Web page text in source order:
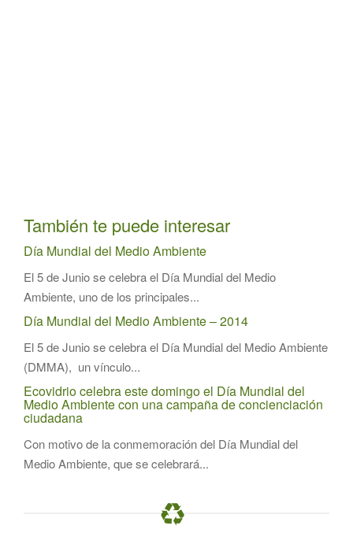
También te puede interesar
Día Mundial del Medio Ambiente
El 5 de Junio se celebra el Día Mundial del Medio
Ambiente, uno de los principales...
Día Mundial del Medio Ambiente – 2014
El 5 de Junio se celebra el Día Mundial del Medio Ambiente
(DMMA), un vínculo...
Ecovidrio celebra este domingo el Día Mundial del
Medio Ambiente con una campaña de concienciación
ciudadana
Con motivo de la conmemoración del Día Mundial del
Medio Ambiente, que se celebrará...